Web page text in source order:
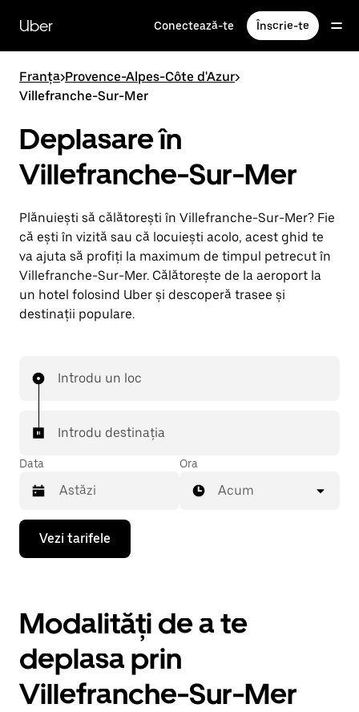
direct
conținutul
principal
Uber Conectează-te Înscrie-te
Franța>Provence-Alpes-Côte d'Azur>
Villefranche-Sur-Mer
Deplasare în
Villefranche-Sur-Mer
Plănuiești să călătorești în Villefranche-Sur-Mer? Fie
că ești în vizită sau că locuiești acolo, acest ghid te
va ajuta să profiți la maximum de timpul petrecut în
Villefranche-Sur-Mer. Călătorește de la aeroport la
un hotel folosind Uber și descoperă trasee și
destinații populare.
Introdu un loc
Introdu destinația
Data
Pentru
deschide
selecta
o
dată,
apasă
pe
tasta
cu
Ora
Acum
Vezi tarifele
Modalități de a te
deplasa prin
Villefranche-Sur-Mer